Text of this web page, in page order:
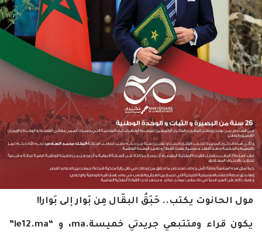
مول الحانوت يكتب.. حَبَقُ البقّال مِن بَوار إلى بَوار!!
يكون قراء ومتتبعي جريدتي خميسة.ma، و “le12.ma”